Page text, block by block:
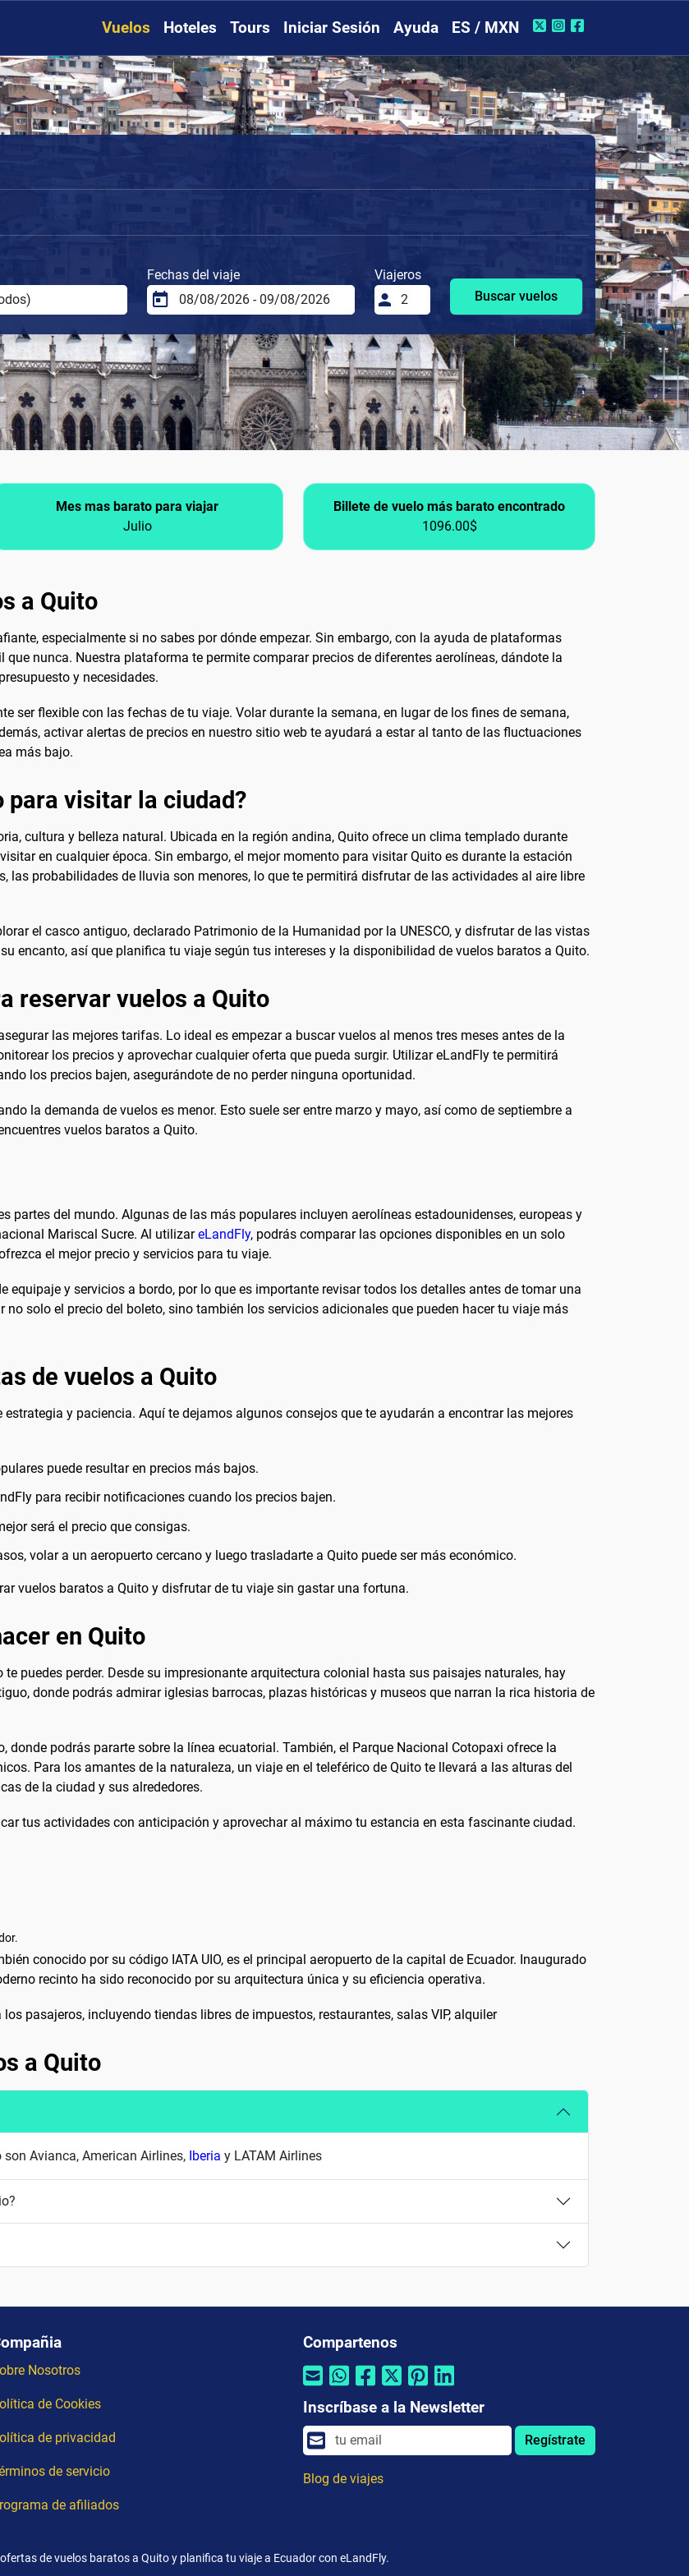
Vuelos Hoteles Tours Iniciar Sesión Ayuda ES / MXN
Fechas del viaje
Viajeros
Buscar vuelos
Mes mas barato para viajar
Julio
Billete de vuelo más barato encontrado
1096.00$
a Quito
especialmente si no sabes por dónde empezar. Sin embargo, con la ayuda de plataformas
nunca. Nuestra plataforma te permite comparar precios de diferentes aerolíneas, dándote la
y necesidades.
ser flexible con las fechas de tu viaje. Volar durante la semana, en lugar de los fines de semana,
activar alertas de precios en nuestro sitio web te ayudará a estar al tanto de las fluctuaciones
más bajo.
para visitar la ciudad?
cultura y belleza natural. Ubicada en la región andina, Quito ofrece un clima templado durante
en cualquier época. Sin embargo, el mejor momento para visitar Quito es durante la estación
las probabilidades de lluvia son menores, lo que te permitirá disfrutar de las actividades al aire libre
el casco antiguo, declarado Patrimonio de la Humanidad por la UNESCO, y disfrutar de las vistas
encanto, así que planifica tu viaje según tus intereses y la disponibilidad de vuelos baratos a Quito.
reservar vuelos a Quito
las mejores tarifas. Lo ideal es empezar a buscar vuelos al menos tres meses antes de la
los precios y aprovechar cualquier oferta que pueda surgir. Utilizar eLandFly te permitirá
los precios bajen, asegurándote de no perder ninguna oportunidad.
la demanda de vuelos es menor. Esto suele ser entre marzo y mayo, así como de septiembre a
vuelos baratos a Quito.
partes del mundo. Algunas de las más populares incluyen aerolíneas estadounidenses, europeas y
Mariscal Sucre. Al utilizareLandFly, podrás comparar las opciones disponibles en un solo
el mejor precio y servicios para tu viaje.
equipaje y servicios a bordo, por lo que es importante revisar todos los detalles antes de tomar una
solo el precio del boleto, sino también los servicios adicionales que pueden hacer tu viaje más
de vuelos a Quito
estrategia y paciencia. Aquí te dejamos algunos consejos que te ayudarán a encontrar las mejores
puede resultar en precios más bajos.
para recibir notificaciones cuando los precios bajen.
será el precio que consigas.
volar a un aeropuerto cercano y luego trasladarte a Quito puede ser más económico.
vuelos baratos a Quito y disfrutar de tu viaje sin gastar una fortuna.
en Quito
puedes perder. Desde su impresionante arquitectura colonial hasta sus paisajes naturales, hay
donde podrás admirar iglesias barrocas, plazas históricas y museos que narran la rica historia de
podrás pararte sobre la línea ecuatorial. También, el Parque Nacional Cotopaxi ofrece la
Para los amantes de la naturaleza, un viaje en el teleférico de Quito te llevará a las alturas del
de la ciudad y sus alrededores.
tus actividades con anticipación y aprovechar al máximo tu estancia en esta fascinante ciudad.
conocido por su código IATA UIO, es el principal aeropuerto de la capital de Ecuador. Inaugurado
recinto ha sido reconocido por su arquitectura única y su eficiencia operativa.
pasajeros, incluyendo tiendas libres de impuestos, restaurantes, salas VIP, alquiler
a Quito
Avianca, American Airlines, Iberia y LATAM Airlines
Nosotros
de Cookies
de privacidad
de servicio
de afiliados
Compartenos
Inscríbase a la Newsletter
Regístrate
Blog de viajes
de vuelos baratos a Quito y planifica tu viaje a Ecuador con eLandFly.